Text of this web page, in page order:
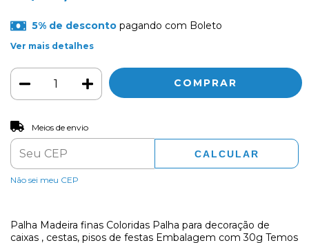
5% de desconto pagando com Boleto
Ver mais detalhes
Entregas para o CEP:
Meios de envio
CALCULAR
Não sei meu CEP
Palha Madeira finas Coloridas Palha para decoração de
caixas , cestas, pisos de festas Embalagem com 30g Temos